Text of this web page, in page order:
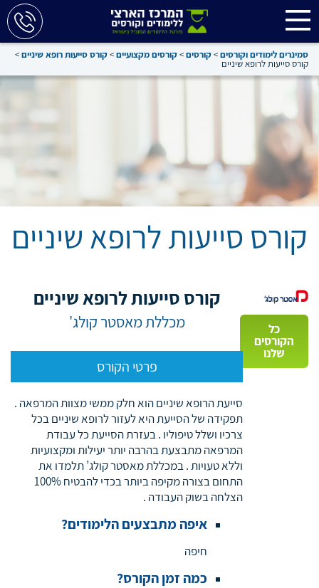
סמינרים לימודים וקורסים>קורסים>קורסים מקצועיים>קורס סייעות רופא שיניים>
קורס סייעות לרופא שיניים
קורס סייעות לרופא שיניים
כל
הקורסים
שלנו
קורס סייעות לרופא שיניים
מכללת מאסטר קולג'
פרטי הקורס
סייעת הרופא שיניים הוא חלק ממשי מצוות המרפאה .
תפקידה של הסייעת היא לעזור לרופא שיניים בכל
צרכיו ושלל טיפוליו . בעזרת הסייעת כל עבודת
המרפאה מתבצעת בהרבה יותר יעילות ומקצועיות
וללא טעויות . במכללת מאסטר קולג’ תלמדו את
התחום בצורה מקיפה ביותר בכדי להבטיח 100%
הצלחה בשוק העבודה .
איפה מתבצעים הלימודים?
חיפה
כמה זמן הקורס?